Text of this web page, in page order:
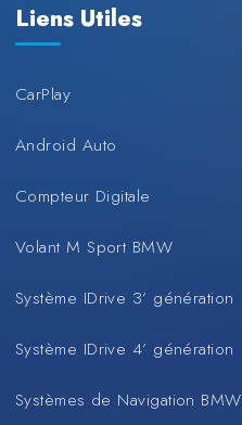
Liens Utiles
CarPlay
Android Auto
Compteur Digitale
Volant M Sport BMW
Système IDrive 3’ génération
Système IDrive 4’ génération
Systèmes de Navigation BMW